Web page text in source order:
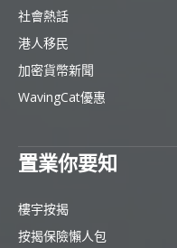
社會熱話
港人移民
加密貨幣新聞
WavingCat優惠
置業你要知
樓宇按揭
按揭保險懶人包